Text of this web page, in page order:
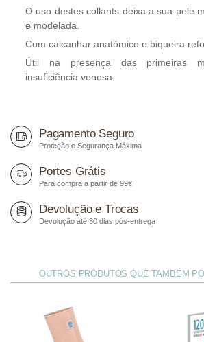
O uso destes collants deixa a sua pele
e modelada.
Com calcanhar anatómico e biqueira
Útil na presença das primeiras
insuficiência venosa.
Pagamento Seguro
Proteção e Segurança Máxima
Portes Grátis
Para compra a partir de 99€
Devolução e Trocas
Devolução até 30 dias pós-entrega
OUTROS PRODUTOS QUE TAMBÉM